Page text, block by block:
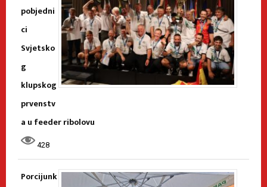
pobjedni
ci
Svjetsko
g
klupskog
prvenstv
a u feeder ribolovu
428
Porcijunk